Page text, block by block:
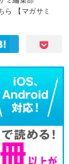
ら
【マガサミ